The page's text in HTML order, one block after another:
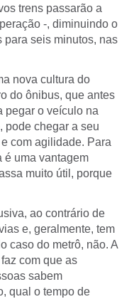
trens passarão a
-, diminuindo o
para seis minutos, nas
nova cultura do
do ônibus, que antes
pegar o veículo na
pode chegar a seu
com agilidade. Para
é uma vantagem
muito útil, porque
ao contrário de
e, geralmente, tem
caso do metrô, não. A
com que as
sabem
qual o tempo de